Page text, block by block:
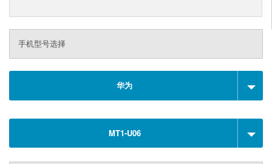
手机型号选择
华为
MT1-U06